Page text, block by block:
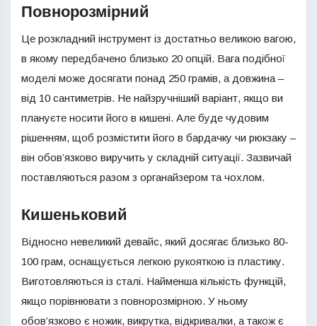
Повнорозмірний
Це розкладний інструмент із достатньо великою вагою,
в якому передбачено близько 20 опцій. Вага подібної
моделі може досягати понад 250 грамів, а довжина –
від 10 сантиметрів. Не найзручніший варіант, якщо ви
плануєте носити його в кишені. Але буде чудовим
рішенням, щоб розмістити його в бардачку чи рюкзаку –
він обов’язково виручить у складній ситуації. Зазвичай
поставляються разом з органайзером та чохлом.
Кишеньковий
Відносно невеликий девайс, який досягає близько 80-
100 грам, оснащується легкою рукояткою із пластику.
Виготовляються із сталі. Найменша кількість функцій,
якщо порівнювати з повнорозмірною. У ньому
обов’язково є ножик, викрутка, відкривалки, а також є